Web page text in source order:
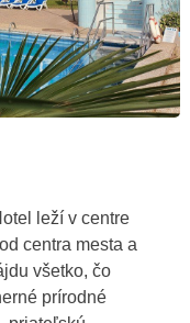
leží v centre
centra mesta a
všetko, čo
prírodné